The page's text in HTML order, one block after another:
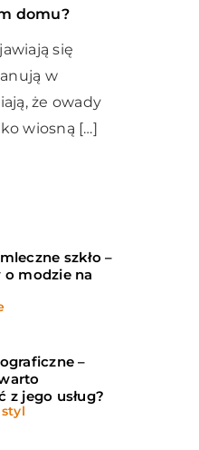
domu?
się
w
że owady
wiosną […]
szkło –
o modzie na
–
z jego usług?